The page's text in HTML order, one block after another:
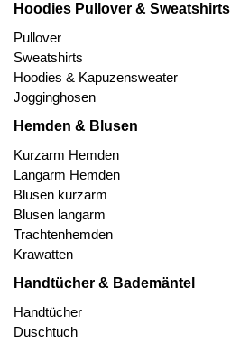
Hoodies Pullover & Sweatshirts
Pullover
Sweatshirts
Hoodies & Kapuzensweater
Jogginghosen
Hemden & Blusen
Kurzarm Hemden
Langarm Hemden
Blusen kurzarm
Blusen langarm
Trachtenhemden
Krawatten
Handtücher & Bademäntel
Handtücher
Duschtuch